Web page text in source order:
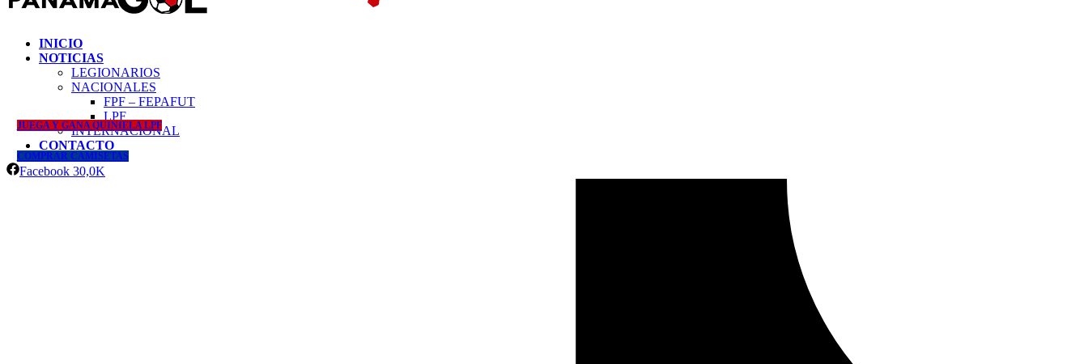
INICIO
NOTICIAS
LEGIONARIOS
NACIONALES
FPF – FEPAFUT
LPF
INTERNACIONAL
CONTACTO
JUEGA Y GANA QUINIELA LPF
COMPRAR CAMISETAS
Facebook 30,0K